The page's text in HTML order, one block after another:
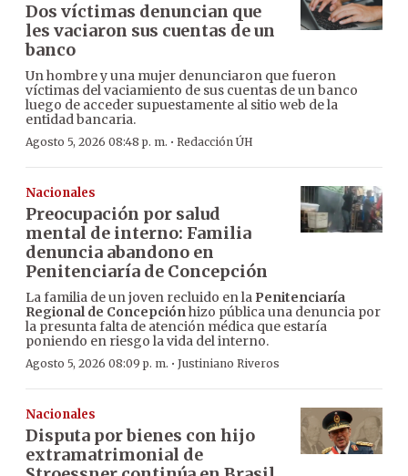
Dos víctimas denuncian que
les vaciaron sus cuentas de un
banco
Un hombre y una mujer denunciaron que fueron
víctimas del vaciamiento de sus cuentas de un banco
luego de acceder supuestamente al sitio web de la
entidad bancaria.
Agosto 5, 2026 08:48 p. m. · Redacción ÚH
Nacionales
Preocupación por salud
mental de interno: Familia
denuncia abandono en
Penitenciaría de Concepción
La familia de un joven recluido en la Penitenciaría
Regional de Concepciónhizo pública una denuncia por
la presunta falta de atención médica que estaría
poniendo en riesgo la vida del interno.
Agosto 5, 2026 08:09 p. m. · Justiniano Riveros
Nacionales
Disputa por bienes con hijo
extramatrimonial de